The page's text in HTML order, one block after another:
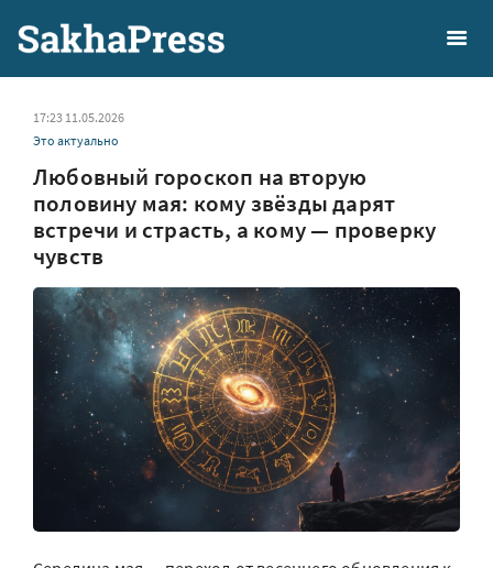
17:23 11.05.2026
Это актуально
Любовный гороскоп на вторую
половину мая: кому звёзды дарят
встречи и страсть, а кому — проверку
чувств